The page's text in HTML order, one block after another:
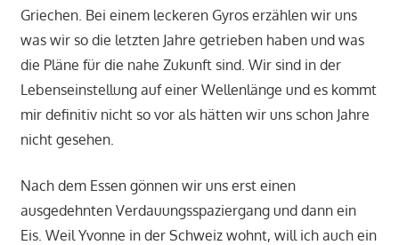
Griechen. Bei einem leckeren Gyros erzählen wir uns
was wir so die letzten Jahre getrieben haben und was
die Pläne für die nahe Zukunft sind. Wir sind in der
Lebenseinstellung auf einer Wellenlänge und es kommt
mir definitiv nicht so vor als hätten wir uns schon Jahre
nicht gesehen.
Nach dem Essen gönnen wir uns erst einen
ausgedehnten Verdauungsspaziergang und dann ein
Eis. Weil Yvonne in der Schweiz wohnt, will ich auch ein